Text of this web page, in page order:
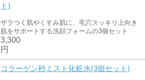
ト)
ザラつく肌やくすみ肌に、毛穴スッキリ上向き
肌をサポートする洗顔フォームの3個セット
3,300
円
コラーゲン秒ミスト化粧水(3個セット)